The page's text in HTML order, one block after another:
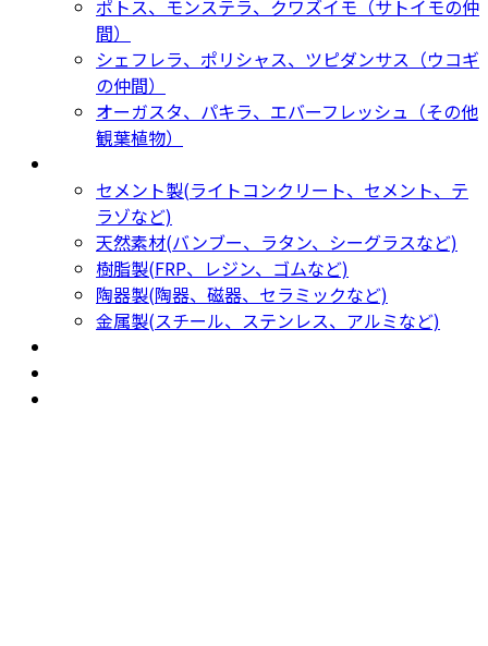
ポトス、モンステラ、クワズイモ（サトイモの仲
間）
シェフレラ、ポリシャス、ツピダンサス（ウコギ
の仲間）
オーガスタ、パキラ、エバーフレッシュ（その他
観葉植物）
セメント製(ライトコンクリート、セメント、テ
ラゾなど)
天然素材(バンブー、ラタン、シーグラスなど)
樹脂製(FRP、レジン、ゴムなど)
陶器製(陶器、磁器、セラミックなど)
金属製(スチール、ステンレス、アルミなど)